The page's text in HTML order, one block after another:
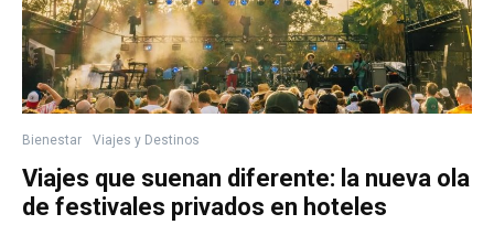
Bienestar Viajes y Destinos
Viajes que suenan diferente: la nueva ola
de festivales privados en hoteles